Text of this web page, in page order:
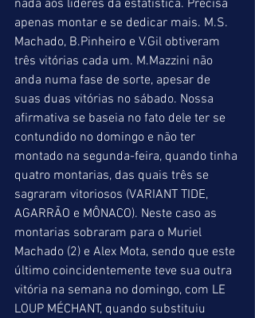
nada aos líderes da estatística. Precisa
apenas montar e se dedicar mais. M.S.
Machado, B.Pinheiro e V.Gil obtiveram
três vitórias cada um. M.Mazzini não
anda numa fase de sorte, apesar de
suas duas vitórias no sábado. Nossa
afirmativa se baseia no fato dele ter se
contundido no domingo e não ter
montado na segunda-feira, quando tinha
quatro montarias, das quais três se
sagraram vitoriosos (VARIANT TIDE,
AGARRÃO e MÔNACO). Neste caso as
montarias sobraram para o Muriel
Machado (2) e Alex Mota, sendo que este
último coincidentemente teve sua outra
vitória na semana no domingo, com LE
LOUP MÉCHANT, quando substituiu